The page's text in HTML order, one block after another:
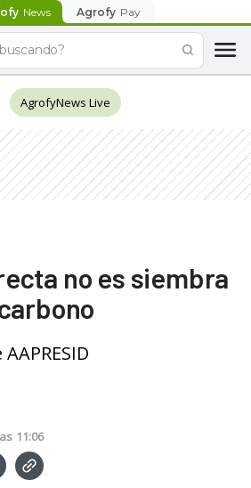
News Agrofy Pay
AgrofyNews Live
no es siembra
11:06